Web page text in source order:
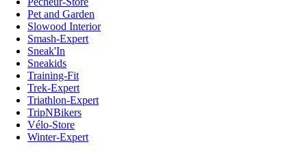
Pet and Garden
Slowood Interior
Smash-Expert
Sneak'In
Sneakids
Training-Fit
Trek-Expert
Triathlon-Expert
TripNBikers
Vélo-Store
Winter-Expert